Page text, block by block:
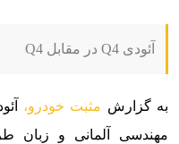
آئودی Q4 در مقابل Q4
به گزارش مثبت خودرو،
مهندسی آلمانی و زبان